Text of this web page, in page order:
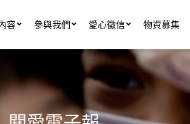
容 參與我們 愛心徵信 物資募集